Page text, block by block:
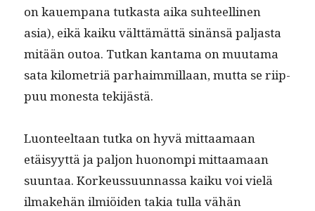
on kauem­pana tutkas­ta aika suh­teelli­nen
asia), eikä kaiku vält­tämät­tä sinän­sä pal­jas­ta
mitään outoa. Tutkan kan­ta­ma on muu­ta­ma
sata kilo­metriä parhaim­mil­laan, mut­ta se riip­
puu mon­es­ta tekijästä.
Luon­teeltaan tut­ka on hyvä mit­taa­maan
etäisyyt­tä ja paljon huonom­pi mit­taa­maan
suun­taa. Korkeussu­un­nas­sa kaiku voi vielä
ilmake­hän ilmiöi­den takia tul­la vähän